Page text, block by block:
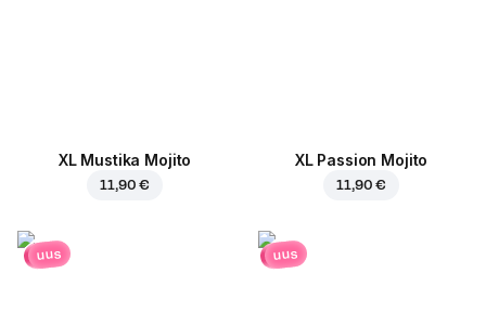
XL Mustika Mojito
11,90 €
XL Passion Mojito
11,90 €
uus uus